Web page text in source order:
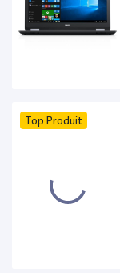
Top Produit